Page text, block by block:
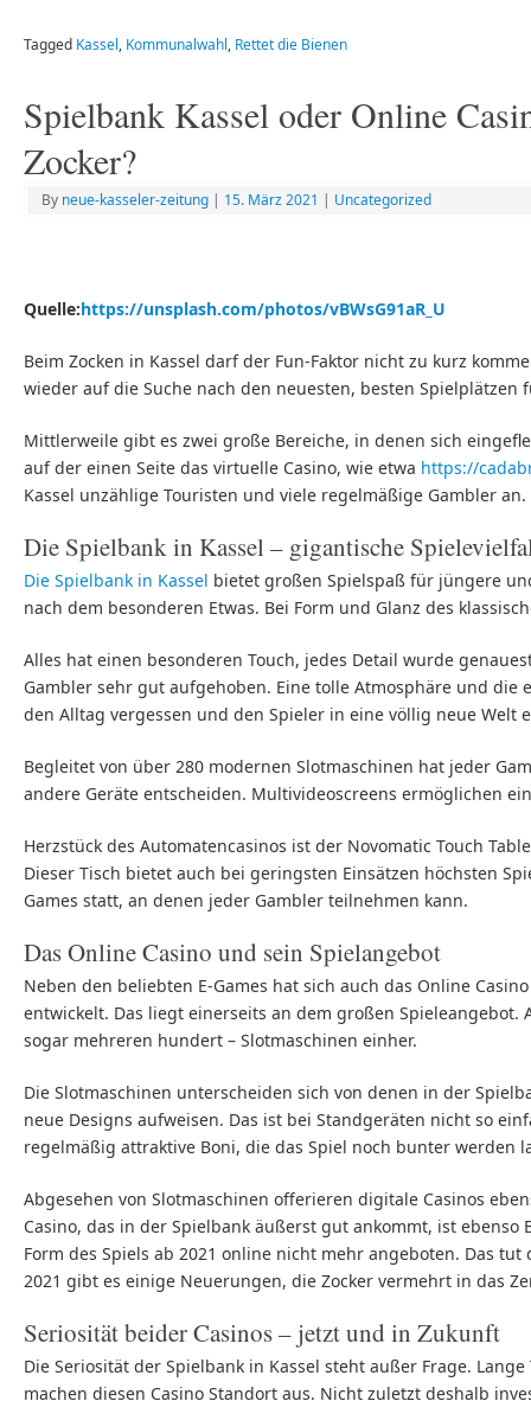
Tagged Kassel, Kommunalwahl, Rettet die Bienen
Spielbank Kassel oder Online
Zocker?
By neue-kasseler-zeitung | 15. März 2021 | Uncategorized
Quelle:https://unsplash.com/photos/vBWsG91aR_U
Beim Zocken in Kassel darf der Fun-Faktor nicht zu kurz
wieder auf die Suche nach den neuesten, besten
Mittlerweile gibt es zwei große Bereiche, in denen sich
auf der einen Seite das virtuelle Casino, wie etwa https://
Kassel unzählige Touristen und viele regelmäßige Gambler
Die Spielbank in Kassel – gigantische
Die Spielbank in Kassel bietet großen Spielspaß für jüngere
nach dem besonderen Etwas. Bei Form und Glanz des
Alles hat einen besonderen Touch, jedes Detail wurde
Gambler sehr gut aufgehoben. Eine tolle Atmosphäre und
den Alltag vergessen und den Spieler in eine völlig neue Welt
Begleitet von über 280 modernen Slotmaschinen hat jeder
andere Geräte entscheiden. Multivideoscreens ermöglichen
Herzstück des Automatencasinos ist der Novomatic Touch
Dieser Tisch bietet auch bei geringsten Einsätzen höchsten
Games statt, an denen jeder Gambler teilnehmen kann.
Das Online Casino und sein Spielangebot
Neben den beliebten E-Games hat sich auch das Online
entwickelt. Das liegt einerseits an dem großen
sogar mehreren hundert – Slotmaschinen einher.
Die Slotmaschinen unterscheiden sich von denen in der
neue Designs aufweisen. Das ist bei Standgeräten nicht so
regelmäßig attraktive Boni, die das Spiel noch bunter werden
Abgesehen von Slotmaschinen offerieren digitale Casinos
Casino, das in der Spielbank äußerst gut ankommt, ist
Form des Spiels ab 2021 online nicht mehr angeboten. Das
2021 gibt es einige Neuerungen, die Zocker vermehrt in das
Seriosität beider Casinos – jetzt und in Zukunft
Die Seriosität der Spielbank in Kassel steht außer Frage.
machen diesen Casino Standort aus. Nicht zuletzt deshalb